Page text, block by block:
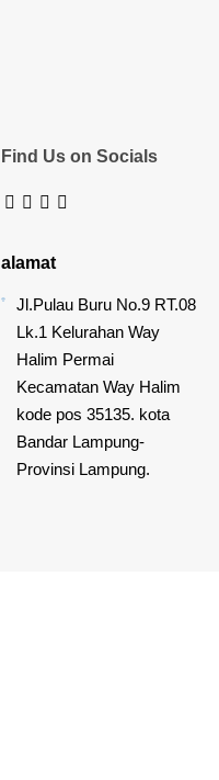
Find Us on Socials
alamat
Jl.Pulau Buru No.9 RT.08
Lk.1 Kelurahan Way
Halim Permai
Kecamatan Way Halim
kode pos 35135. kota
Bandar Lampung-
Provinsi Lampung.